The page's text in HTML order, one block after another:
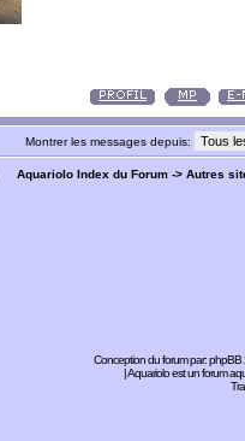
Montrer les messages depuis:
Aquariolo Index du Forum -> Autres
Conception du forum par:phpBB
| Aquariolo est un forum